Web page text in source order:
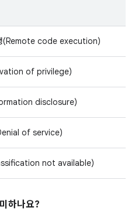
(Remote code execution)
of privilege)
disclosure)
of service)
not available)
하나요?